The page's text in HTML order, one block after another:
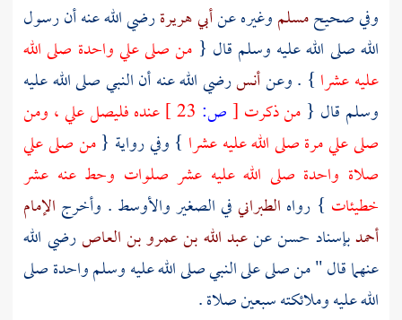
وفي صحيحمسلموغيره عنأبي هريرةرضي الله عنه أن رسول
الله صلى الله عليه وسلم قال { من صلى علي واحدة صلى الله
عليه عشرا } . وعنأنسرضي الله عنه أن النبي صلى الله عليه
وسلم قال { من ذكرت [ص:
عنده فليصل علي ، ومن
صلى علي مرة صلى الله عليه عشرا } وفي رواية {من صلى علي
صلاة واحدة صلى الله عليه عشر صلوات وحط عنه عشر
خطيئات } رواه الطبرانيفي الصغير والأوسط . وأخرج الإمام
أحمدبإسناد حسن عنعبد الله بن عمرو بن العاصرضي الله
عنهما قال " من صلى على النبي صلى الله عليه وسلم واحدة صلى
الله عليه وملائكته سبعين صلاة .